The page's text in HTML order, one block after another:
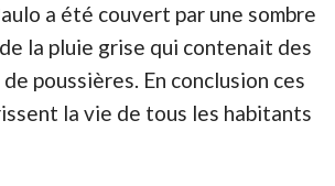
a été couvert par une sombre
la pluie grise qui contenait des
poussières. En conclusion ces
la vie de tous les habitants